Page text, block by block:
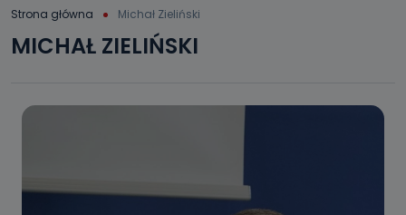
Strona główna Michał Zieliński
MICHAŁ ZIELIŃSKI